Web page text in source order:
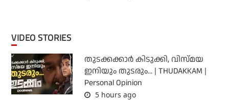
VIDEO STORIES
തുടക്കക്കാര്‍ കിടുക്കി, വിസ്മയ
ഇനിയും തുടരും... | THUDAKKAM |
Personal Opinion
5 hours ago